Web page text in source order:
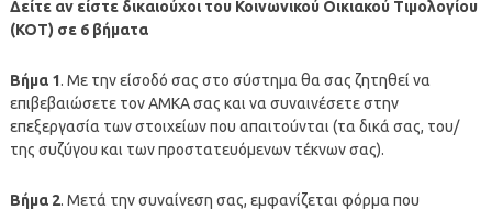
Δείτε αν είστε δικαιούχοι του Κοινωνικού Οικιακού Τιμολογίου
(ΚΟΤ) σε 6 βήματα
Βήμα 1. Με την είσοδό σας στο σύστημα θα σας ζητηθεί να
επιβεβαιώσετε τον ΑΜΚΑ σας και να συναινέσετε στην
επεξεργασία των στοιχείων που απαιτούνται (τα δικά σας, του/
της συζύγου και των προστατευόμενων τέκνων σας).
Βήμα 2. Μετά την συναίνεση σας, εμφανίζεται φόρμα που